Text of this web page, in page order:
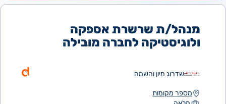
מנהל/ת שרשרת אספקה
ולוגיסטיקה לחברה מובילה
שדרוג מיון והשמה
מספר מקומות